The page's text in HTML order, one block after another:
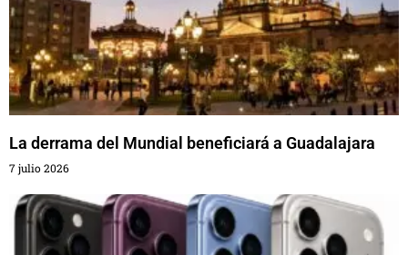
La derrama del Mundial beneficiará a Guadalajara
7 julio 2026